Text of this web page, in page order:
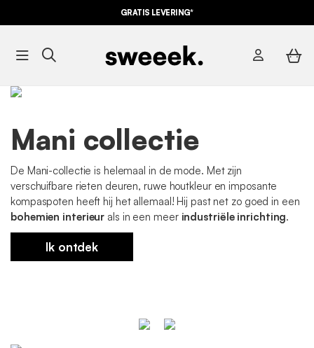
GRATIS LEVERING*
Mani collectie
De Mani-collectie is helemaal in de mode. Met zijn
verschuifbare rieten deuren, ruwe houtkleur en imposante
kompaspoten heeft hij het allemaal! Hij past net zo goed in een
bohemien interieur als in een meer industriële inrichting.
Ik ontdek